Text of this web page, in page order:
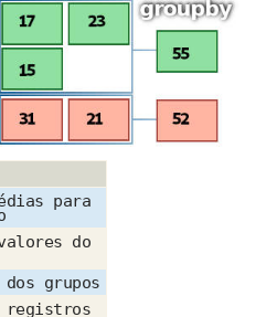
para
do
dos grupos
registros